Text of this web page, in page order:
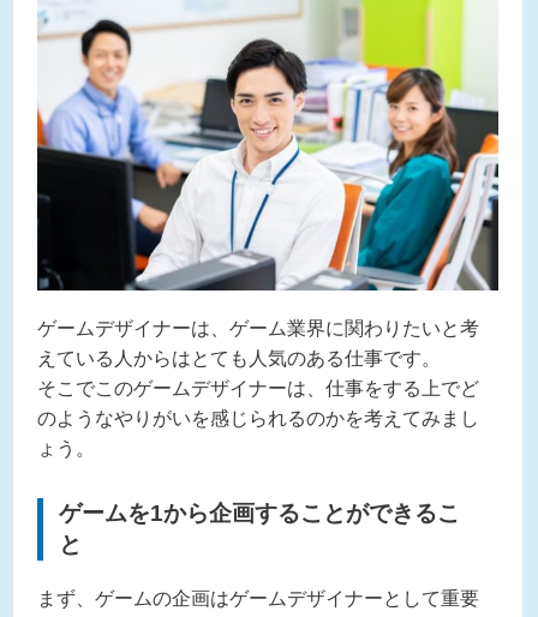
ゲームデザイナーは、ゲーム業界に関わりたいと考
えている人からはとても人気のある仕事です。
そこでこのゲームデザイナーは、仕事をする上でど
のようなやりがいを感じられるのかを考えてみまし
ょう。
ゲームを1から企画することができるこ
と
まず、ゲームの企画はゲームデザイナーとして重要